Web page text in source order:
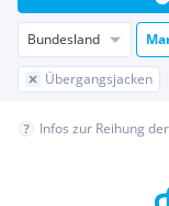
Bundesland
Übergangsjacken
Infos zur Reihung